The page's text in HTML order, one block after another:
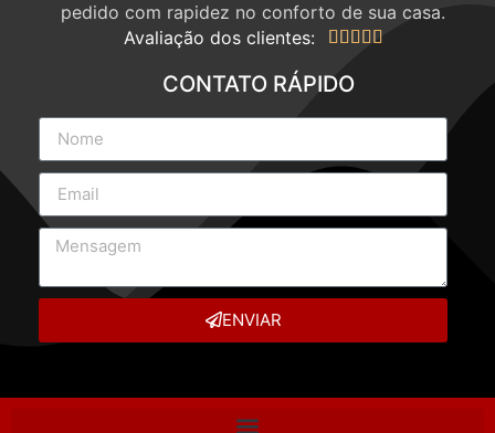
pedido com rapidez no conforto de sua casa.
Avaliação dos clientes:
    
CONTATO RÁPIDO
ENVIAR